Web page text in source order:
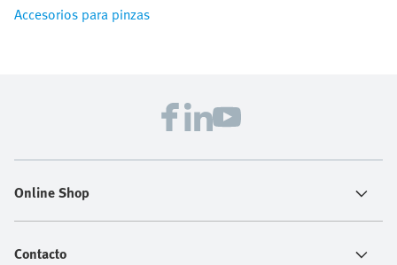
Accesorios para pinzas
Online Shop
Contacto